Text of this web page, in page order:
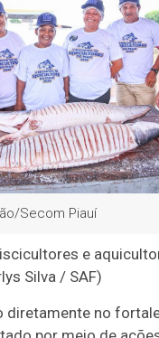
Secom Piauí
e
Silva / SAF)
diretamente no